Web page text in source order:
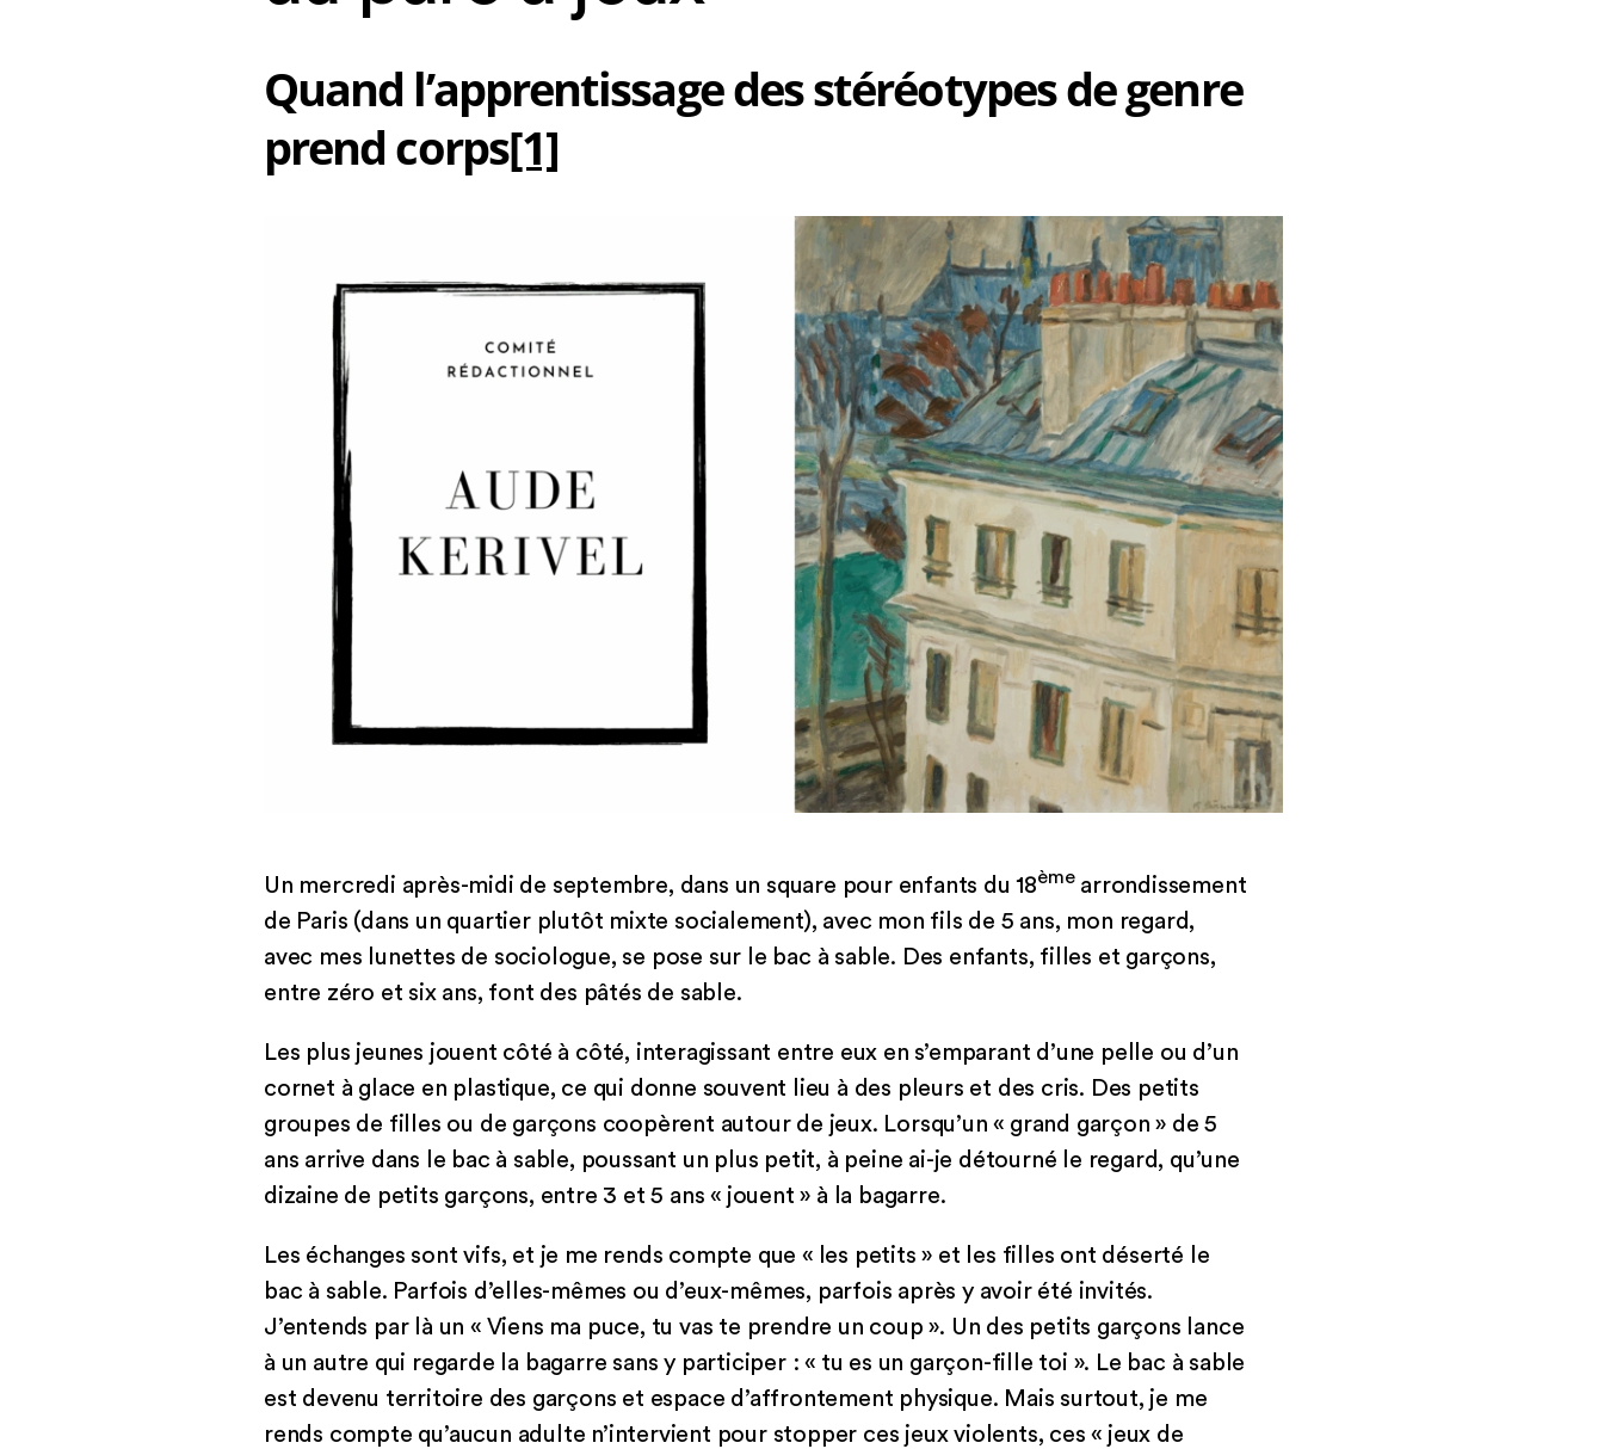
Quand l’apprentissage des stéréotypes de genre
prend corps[1]
Un mercredi après-midi de septembre, dans un square pour enfants du 18èmearrondissement
de Paris (dans un quartier plutôt mixte socialement), avec mon fils de 5 ans, mon regard,
avec mes lunettes de sociologue, se pose sur le bac à sable. Des enfants, filles et garçons,
entre zéro et six ans, font des pâtés de sable.
Les plus jeunes jouent côté à côté, interagissant entre eux en s’emparant d’une pelle ou d’un
cornet à glace en plastique, ce qui donne souvent lieu à des pleurs et des cris. Des petits
groupes de filles ou de garçons coopèrent autour de jeux. Lorsqu’un « grand garçon » de 5
ans arrive dans le bac à sable, poussant un plus petit, à peine ai-je détourné le regard, qu’une
dizaine de petits garçons, entre 3 et 5 ans « jouent » à la bagarre.
Les échanges sont vifs, et je me rends compte que « les petits » et les filles ont déserté le
bac à sable. Parfois d’elles-mêmes ou d’eux-mêmes, parfois après y avoir été invités.
J’entends par là un « Viens ma puce, tu vas te prendre un coup ». Un des petits garçons lance
à un autre qui regarde la bagarre sans y participer : « tu es un garçon-fille toi ». Le bac à sable
est devenu territoire des garçons et espace d’affrontement physique. Mais surtout, je me
rends compte qu’aucun adulte n’intervient pour stopper ces jeux violents, ces « jeux de